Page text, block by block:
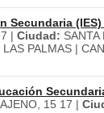
Secundaria (IES)
| Ciudad: SANTA
LAS PALMAS |
15 17 |